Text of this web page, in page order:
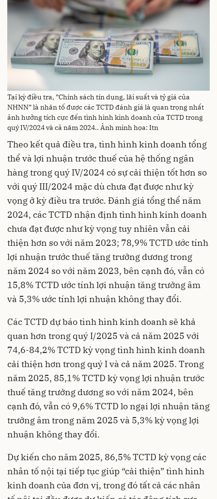
Tại kỳ điều tra, ”Chính sách tín dụng, lãi suất và tỷ giá của
NHNN” là nhân tố được các TCTD đánh giá là quan trọng nhất
ảnh hưởng tích cực đến tình hình kinh doanh của TCTD trong
quý IV/2024 và cả năm 2024.. Ảnh minh họa: Itn
Theo kết quả điều tra, tình hình kinh doanh tổng
thể và lợi nhuận trước thuế của hệ thống ngân
hàng trong quý IV/2024 có sự cải thiện tốt hơn so
với quý III/2024 mặc dù chưa đạt được như kỳ
vọng ở kỳ điều tra trước. Đánh giá tổng thể năm
2024, các TCTD nhận định tình hình kinh doanh
chưa đạt được như kỳ vọng tuy nhiên vẫn cải
thiện hơn so với năm 2023; 78,9% TCTD ước tính
lợi nhuận trước thuế tăng trưởng dương trong
năm 2024 so với năm 2023, bên cạnh đó, vẫn có
15,8% TCTD ước tính lợi nhuận tăng trưởng âm
và 5,3% ước tính lợi nhuận không thay đổi.
Các TCTD dự báo tình hình kinh doanh sẽ khả
quan hơn trong quý I/2025 và cả năm 2025 với
74,6-84,2% TCTD kỳ vọng tình hình kinh doanh
cải thiện hơn trong quý I và cả năm 2025. Trong
năm 2025, 85,1% TCTD kỳ vọng lợi nhuận trước
thuế tăng trưởng dương so với năm 2024, bên
cạnh đó, vẫn có 9,6% TCTD lo ngại lợi nhuận tăng
trưởng âm trong năm 2025 và 5,3% kỳ vọng lợi
nhuận không thay đổi.
Dự kiến cho năm 2025, 86,5% TCTD kỳ vọng các
nhân tố nội tại tiếp tục giúp “cải thiện” tình hình
kinh doanh của đơn vị, trong đó tất cả các nhân